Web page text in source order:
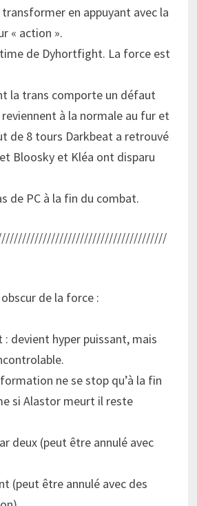
en appuyant avec la
« action ».
de Dyhortfight. La force est
la trans comporte un défaut
à la normale au fur et
de 8 tours Darkbeat a retrouvé
Bloosky et Kléa ont disparu
de PC à la fin du combat.
de la force :
devient hyper puissant, mais
ne se stop qu’à la fin
si Alastor meurt il reste
deux (peut être annulé avec
(peut être annulé avec des